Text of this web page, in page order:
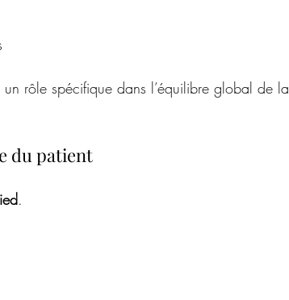
rôle spécifique dans l’équilibre global de la
du patient
.